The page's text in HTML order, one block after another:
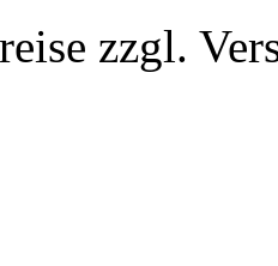
zzgl.